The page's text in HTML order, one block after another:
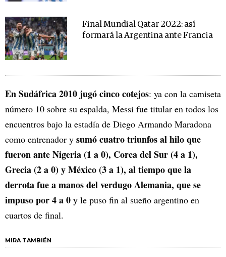
Final Mundial Qatar 2022: así
formará la Argentina ante Francia
En Sudáfrica 2010 jugó cinco cotejos: ya con la camiseta
número 10 sobre su espalda, Messi fue titular en todos los
encuentros bajo la estadía de Diego Armando Maradona
como entrenador y sumó cuatro triunfos al hilo que
fueron ante Nigeria (1 a 0), Corea del Sur (4 a 1),
Grecia (2 a 0) y México (3 a 1), al tiempo que la
derrota fue a manos del verdugo Alemania, que se
impuso por 4 a 0 y le puso fin al sueño argentino en
cuartos de final.
MIRA TAMBIÉN